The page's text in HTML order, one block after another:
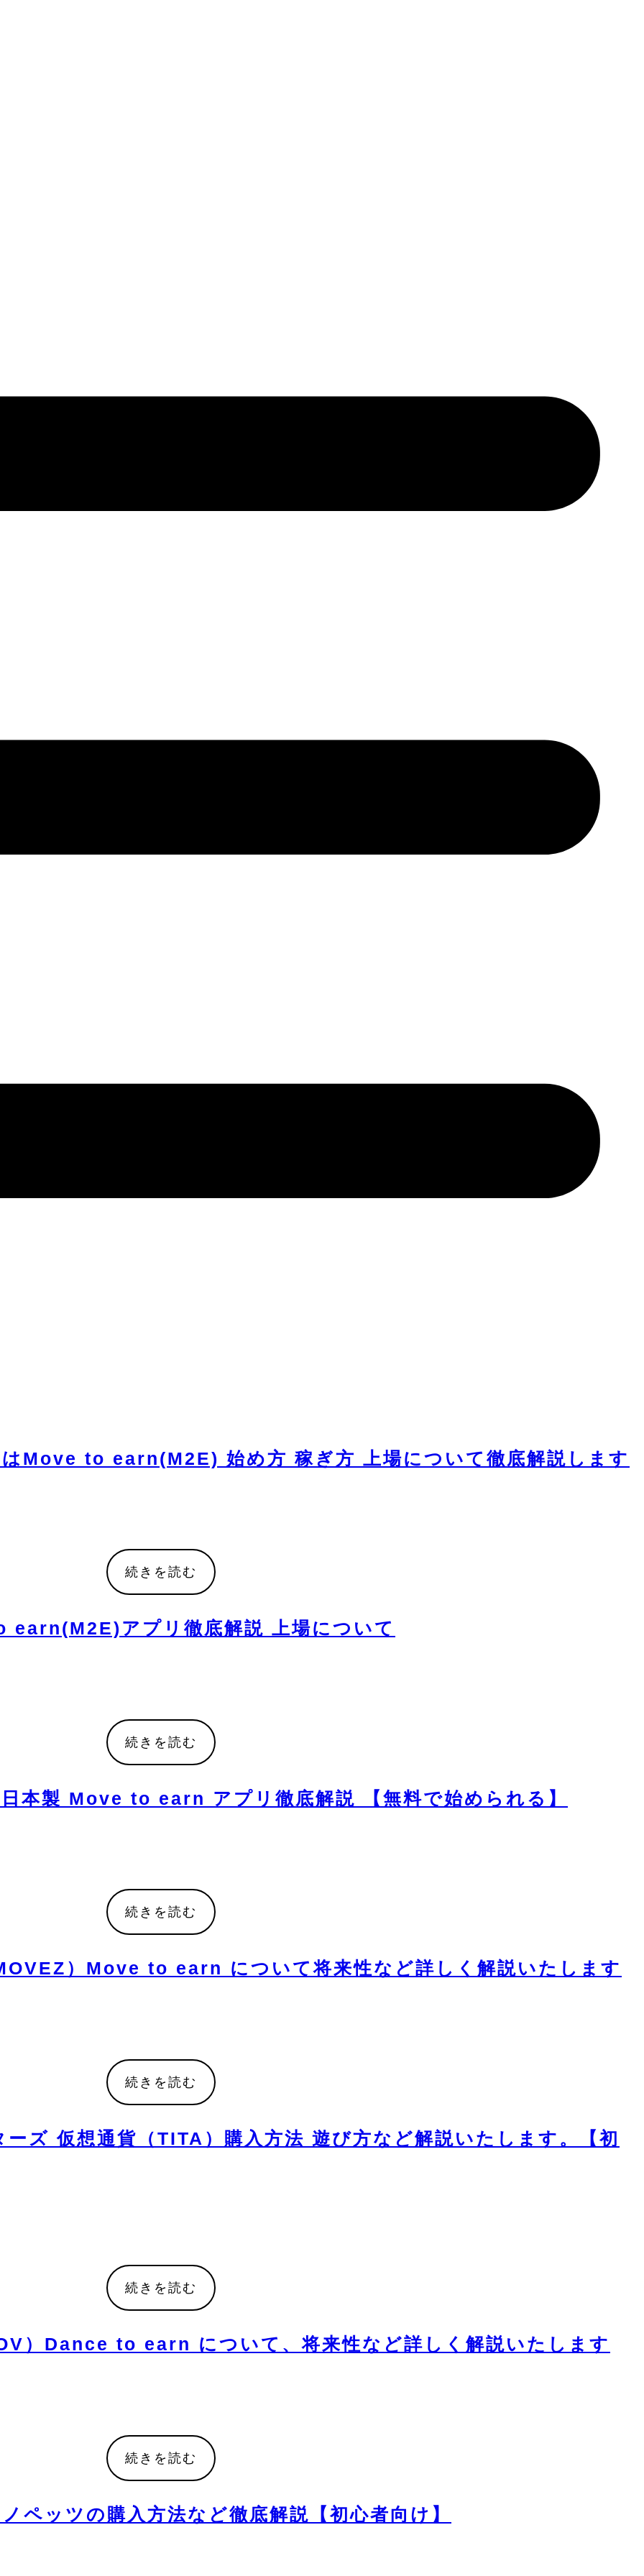
Move to earn(M2E) 始め方 稼ぎ方 上場について徹底解説します
続きを読む
アプリ徹底解説 上場について
続きを読む
本製 Move to earn アプリ徹底解説 【無料で始められる】
続きを読む
）Move to earn について将来性など詳しく解説いたします
続きを読む
ズ 仮想通貨（TITA）購入方法 遊び方など解説いたします。【初
続きを読む
）Dance to earn について、将来性など詳しく解説いたします
続きを読む
ッツの購入方法など徹底解説【初心者向け】